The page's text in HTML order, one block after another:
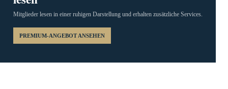
Mitglieder lesen in einer ruhigen Darstellung und erhalten zusätzliche Services.
PREMIUM-ANGEBOT ANSEHEN